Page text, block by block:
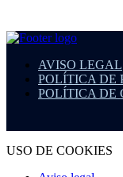
AVISO LEGAL
POLÍTICA DE
POLÍTICA DE
USO DE COOKIES